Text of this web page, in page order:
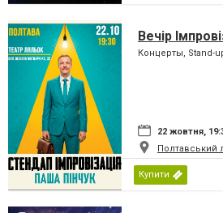
Вечір
Концерты, Stand-
22 жовтня,
Полтавський
Купити